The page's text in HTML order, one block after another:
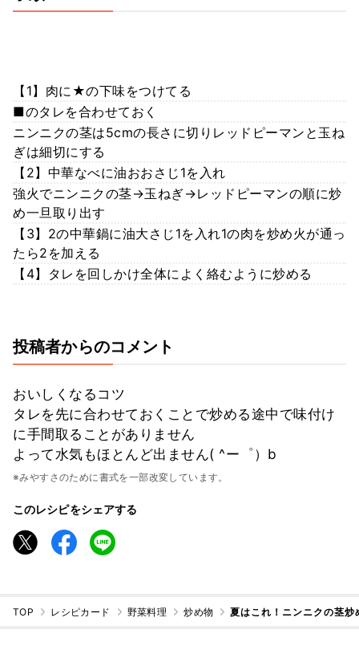
【1】肉に★の下味をつけてる
■のタレを合わせておく
ニンニクの茎は5cmの長さに切りレッドピーマンと玉ね
ぎは細切にする
【2】中華なべに油おおさじ1を入れ
強火でニンニクの茎→玉ねぎ→レッドピーマンの順に炒
め一旦取り出す
【3】2の中華鍋に油大さじ1を入れ1の肉を炒め火が通っ
たら2を加える
【4】タレを回しかけ全体によく絡むように炒める
投稿者からのコメント
おいしくなるコツ
タレを先に合わせておくことで炒める途中で味付け
に手間取ることがありません
よって水気もほとんど出ません( ^ー゜）b
※みやすさのために書式を一部改変しています。
このレシピをシェアする
TOP レシピカード 野菜料理 炒め物 夏はこれ！ニンニクの茎